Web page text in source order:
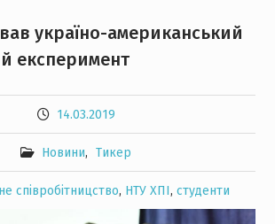
україно-американський
експеримент
14.03.2019
Новини, Тикер
співробітницство, НТУ ХПІ, студенти